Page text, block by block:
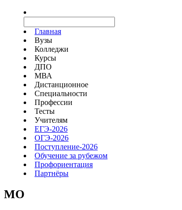
Главная
Вузы
Колледжи
Курсы
ДПО
МВА
Дистанционное
Специальности
Профессии
Тесты
Учителям
ЕГЭ-2026
ОГЭ-2026
Поступление-2026
Обучение за рубежом
Профориентация
Партнёры
MO